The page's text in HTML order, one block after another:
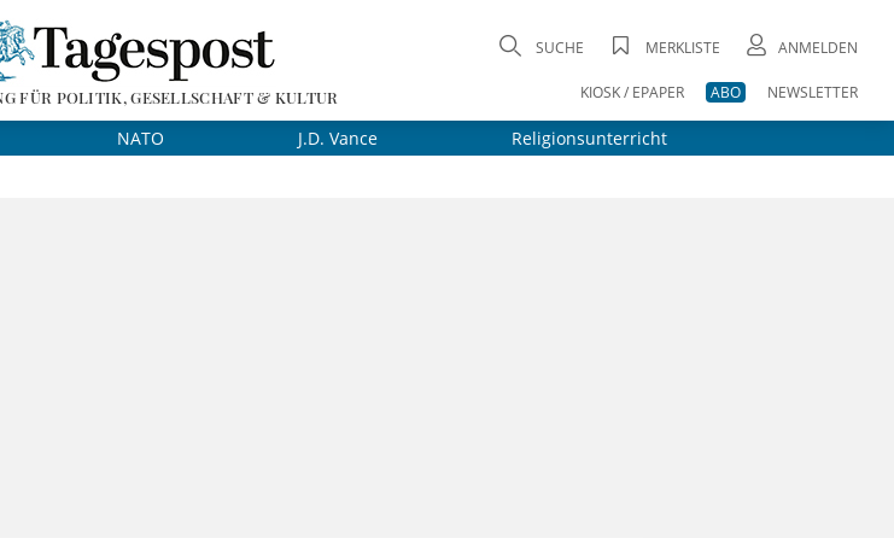
FÜR POLITIK, GESELLSCHAFT & KULTUR
SUCHE MERKLISTE ANMELDEN
KIOSK / EPAPER ABO NEWSLETTER
NATO J.D. Vance Religionsunterricht